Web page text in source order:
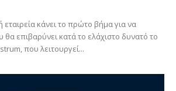
εταιρεία κάνει το πρώτο βήμα για να
επιβαρύνει κατά το ελάχιστο δυνατό το
που λειτουργεί...